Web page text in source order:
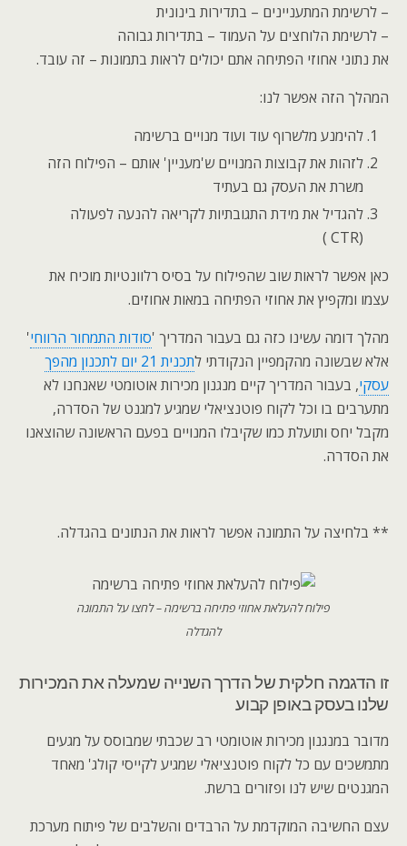
– לרשימת המתעניינים – בתדירות בינונית
– לרשימת הלוחצים על העמוד – בתדירות גבוהה
את נתוני אחוזי הפתיחה אתם יכולים לראות בתמונות – זה עובד.
המהלך הזה אפשר לנו:
להימנע מלשרוף עוד ועוד מנויים ברשימה
לזהות את קבוצות המנויים ש'מעניין' אותם – הפילוח הזה
משרת את העסק גם בעתיד
להגדיל את מידת התגובתיות לקריאה להנעה לפעולה
(CTR )
כאן אפשר לראות שוב שהפילוח על בסיס רלוונטיות מוכיח את
עצמו ומקפיץ את אחוזי הפתיחה במאות אחוזים.
מהלך דומה עשינו כזה גם בעבור המדריך 'סודות התמחור הרווחי'
אלא שבשונה מהקמפיין הנקודתי ל
תכנית 21 יום לתכנון מהפך
עסקי, בעבור המדריך קיים מנגנון מכירות אוטומטי שאנחנו לא
מתערבים בו וכל לקוח פוטנציאלי שמגיע למגנט של הסדרה,
מקבל יחס ותועלת כמו שקיבלו המנויים בפעם הראשונה שהוצאנו
את הסדרה.
** בלחיצה על התמונה אפשר לראות את הנתונים בהגדלה.
פילוח להעלאת אחוזי פתיחה ברשימה – לחצו על התמונה
להגדלה
זו הדגמה חלקית של הדרך השנייה שמעלה את המכירות
שלנו בעסק באופן קבוע
מדובר במנגנון מכירות אוטומטי רב שכבתי שמבוסס על מגעים
מתמשכים עם כל לקוח פוטנציאלי שמגיע לקייסי קולג' מאחד
המגנטים שיש לנו ופזורים ברשת.
עצם החשיבה המוקדמת על הרבדים והשלבים של פיתוח מערכת